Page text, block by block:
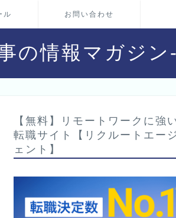
ル お問い合わせ
の情報マガジン-
【無料】リモートワークに強
転職サイト【リクルートエー
ェント】